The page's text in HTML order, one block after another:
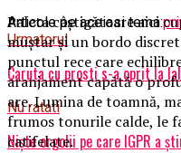
Articole pe aceiasi tema:
Urmatorul
Caruta cu prosti s-a oprit la
Nu ratati
Niște orgolii pe care IGPR a
Paleta câștigătoare aici
muștar și un bordo
punctul rece care
aranjament capătă o
are. Lumina de toamnă,
frumos tonurile calde, le
catifelate.